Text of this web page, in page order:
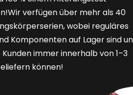
verfügen über mehr als 40
wobei reguläres
Komponenten auf Lager sind
immer innerhalb von 1–3
können!